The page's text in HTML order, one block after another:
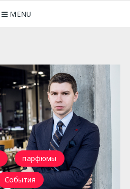
MENU
парфюмы
События